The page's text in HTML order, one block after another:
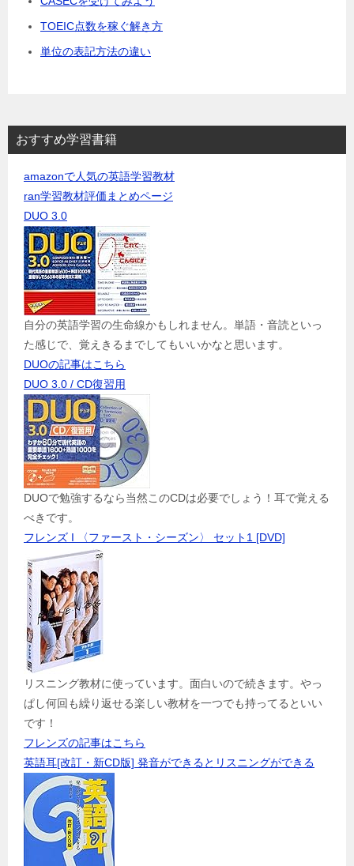
TOEIC点数を稼ぐ解き方
単位の表記方法の違い
おすすめ学習書籍
amazonで人気の英語学習教材
ran学習教材評価まとめページ
DUO 3.0
自分の英語学習の生命線かもしれません。単語・音読といっ
た感じで、覚えきるまでしてもいいかなと思います。
DUOの記事はこちら
DUO 3.0 / CD復習用
DUOで勉強するなら当然このCDは必要でしょう！耳で覚える
べきです。
フレンズ I 〈ファースト・シーズン〉 セット1 [DVD]
リスニング教材に使っています。面白いので続きます。やっ
ぱし何回も繰り返せる楽しい教材を一つでも持ってるといい
です！
フレンズの記事はこちら
英語耳[改訂・新CD版] 発音ができるとリスニングができる